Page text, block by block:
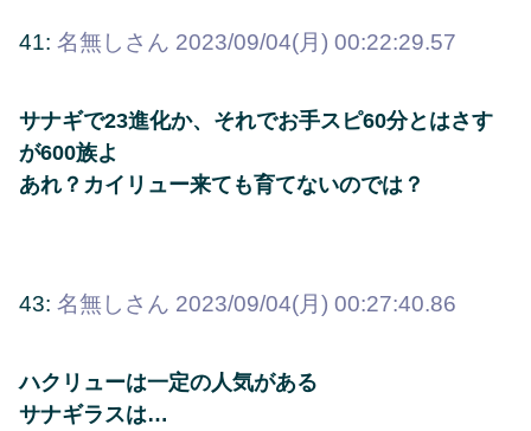
41: 名無しさん 2023/09/04(月) 00:22:29.57
サナギで23進化か、それでお手スピ60分とはさす
が600族よ
あれ？カイリュー来ても育てないのでは？
43: 名無しさん 2023/09/04(月) 00:27:40.86
ハクリューは一定の人気がある
サナギラスは…